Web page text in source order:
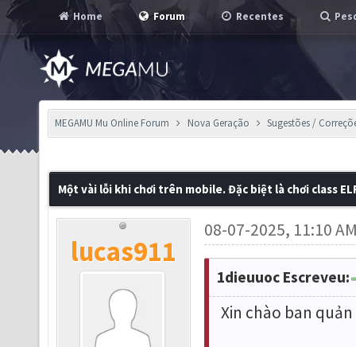
Home Forum Recentes
MEGAMU Mu Online Forum Nova Geração Sugestões /
Một vài lỗi khi chơi trên mobile. Đặc biệt là chơi class
lucas911
08-07-2025, 11:10
1dieuuoc Escreveu:
Xin chào ban